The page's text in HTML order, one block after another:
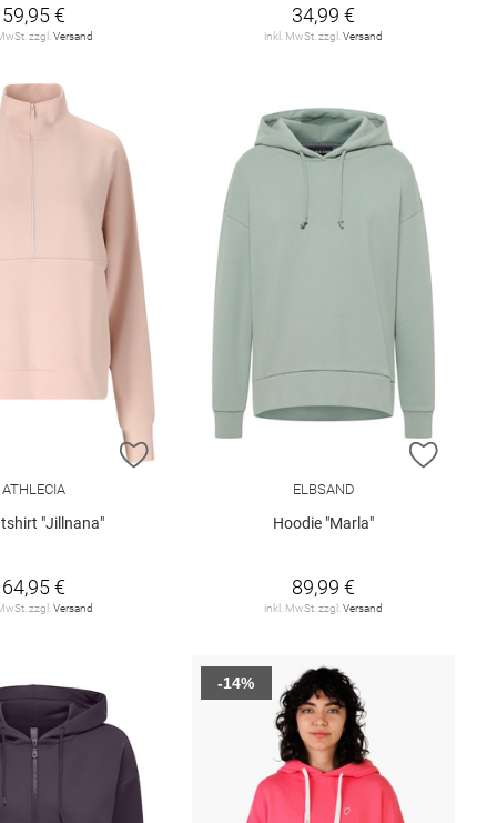
59,95 €
zzgl.Versand
34,99 €
inkl. MwSt. zzgl.Versand
HINZUFÜGEN ZUR WUNSCHLISTE HINZUFÜGEN
ATHLECIA
"Jillnana"
64,95 €
zzgl.Versand
ZUR
ELBSAND
Hoodie "Marla"
89,99 €
inkl. MwSt. zzgl.Versand
-14%